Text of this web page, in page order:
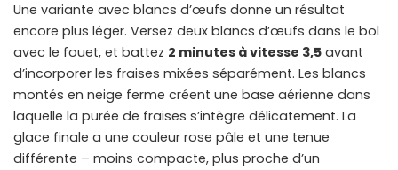
Une variante avec blancs d’œufs donne un résultat
encore plus léger. Versez deux blancs d’œufs dans le bol
avec le fouet, et battez 2 minutes à vitesse 3,5 avant
d’incorporer les fraises mixées séparément. Les blancs
montés en neige ferme créent une base aérienne dans
laquelle la purée de fraises s’intègre délicatement. La
glace finale a une couleur rose pâle et une tenue
différente – moins compacte, plus proche d’un